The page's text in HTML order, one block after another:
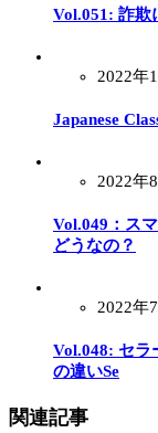
Vol.051: 詐欺
2022年
Japanese
2022年
Vol.049：ス
どうなの？
2022年
Vol.048: セラ
の違いSe
関連記事